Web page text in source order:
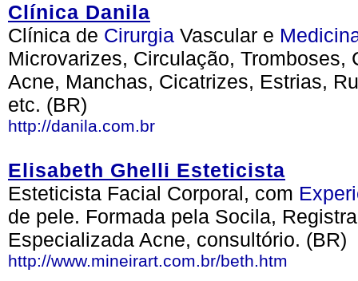
Clínica Danila
Clínica de Cirurgia Vascular e
Microvarizes, Circulação, Tromboses,
Acne, Manchas, Cicatrizes, Estrias,
etc. (BR)
http://danila.com.br
Elisabeth Ghelli Esteticista
Esteticista Facial Corporal, com
de pele. Formada pela Socila,
Especializada Acne, consultório. (BR)
http://www.mineirart.com.br/beth.htm